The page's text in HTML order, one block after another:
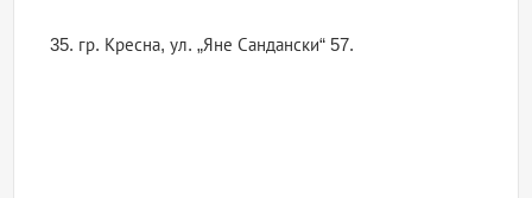
35. гр. Кресна, ул. „Яне Сандански“ 57.